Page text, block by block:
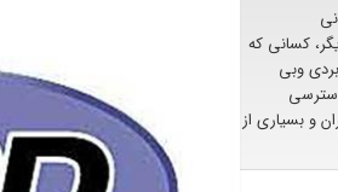
کسانی که
وبی
و بسیاری از